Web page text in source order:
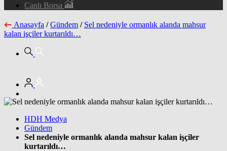
Canlı Borsa
Anasayfa / Gündem / Sel nedeniyle ormanlık alanda mahsur
kalan işçiler kurtarıldı…
HDH Medya
Gündem
Sel nedeniyle ormanlık alanda mahsur kalan işçiler
kurtarıldı…